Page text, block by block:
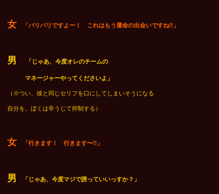
女 「バリバリですよー！ これはもう運命の出会いですね!!」
男 「じゃあ、今度オレのチームの
マネージャーやってくださいよ」
（※つい、彼と同じセリフを口にしてしまいそうになる
自分を、ぼくは辛うじて抑制する）
女 「行きます！ 行きます〜!!」
男 「じゃあ、今度マジで誘っていいっすか？」